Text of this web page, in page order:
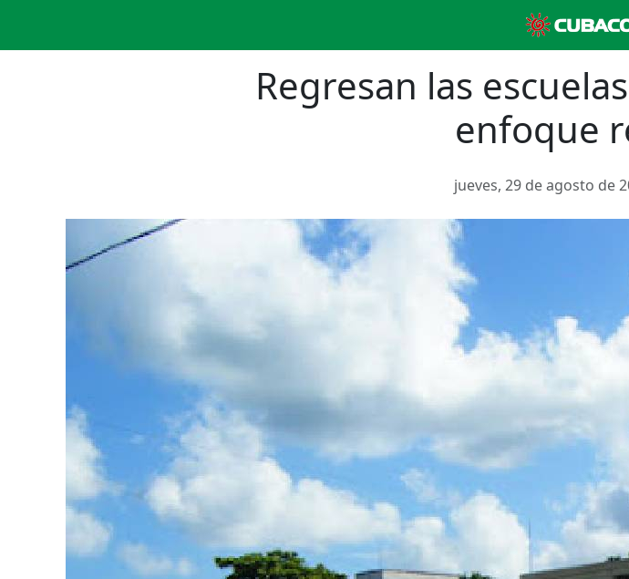
Regresan las
enfoque
jueves, 29 de agosto de